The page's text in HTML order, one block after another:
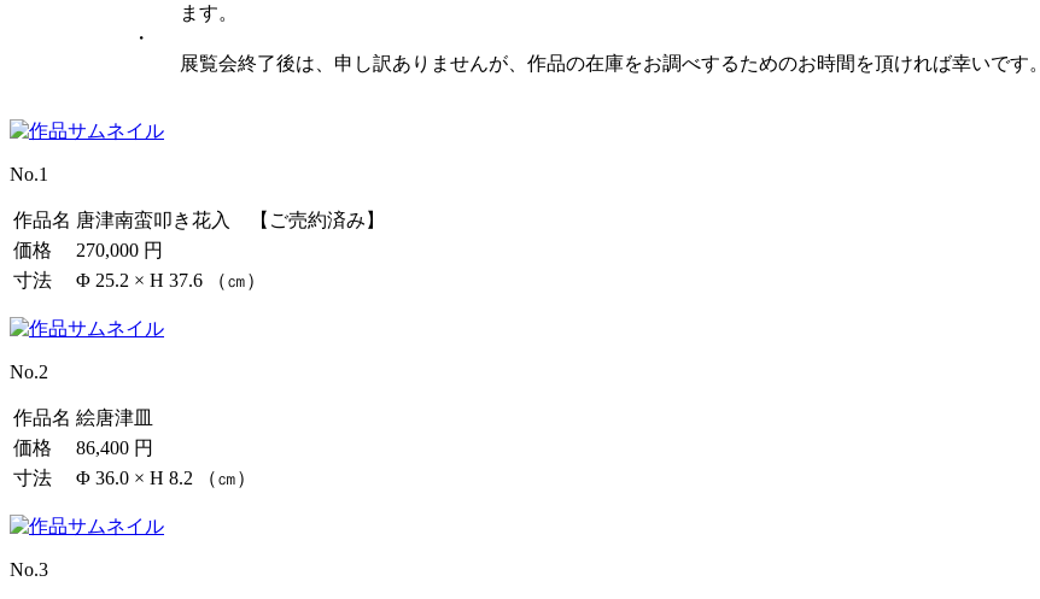
ます。
・
展覧会終了後は、申し訳ありませんが、作品の在庫をお調べするためのお時間を頂ければ幸いです。
No.1
作品名 唐津南蛮叩き花入 【ご売約済み】
価格
270,000 円
寸法
Φ 25.2 × H 37.6 （㎝）
No.2
作品名 絵唐津皿
価格
86,400 円
寸法
Φ 36.0 × H 8.2 （㎝）
No.3